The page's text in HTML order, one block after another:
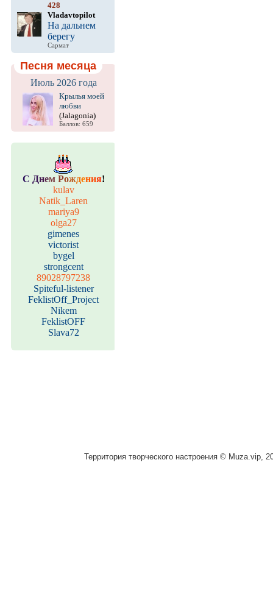
428
Vladavtopilot
На дальнем
берегу
Сармат
Песня месяца
Июль 2026 года
Крылья моей
любви
(Jalagonia)
Баллов: 659
С Днем Рождения!
kulav
Natik_Laren
mariya9
olga27
gimenes
victorist
bygel
strongcent
89028797238
Spiteful-listener
FeklistOff_Project
Nikem
FeklistOFF
Slava72
Территория творческого настроения © Muza.vip,